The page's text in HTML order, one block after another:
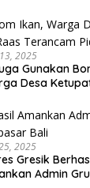
2025
Gunakan
Desa
2025
Gresik
Admin